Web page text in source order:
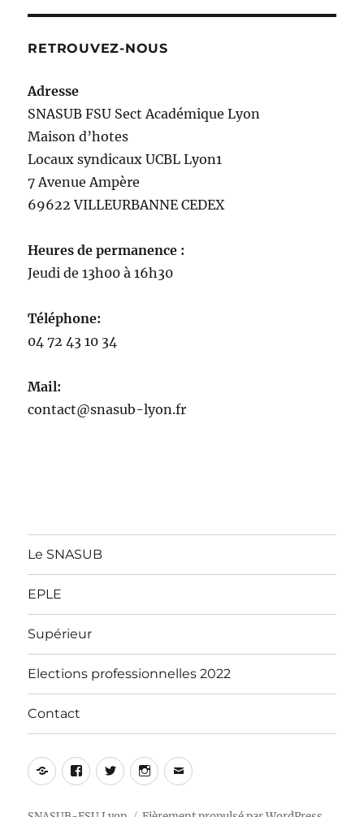
RETROUVEZ-NOUS
Adresse
SNASUB FSU Sect Académique Lyon
Maison d’hotes
Locaux syndicaux UCBL Lyon1
7 Avenue Ampère
69622 VILLEURBANNE CEDEX
Heures de permanence :
Jeudi de 13h00 à 16h30
Téléphone:
04 72 43 10 34
Mail:
contact@snasub-lyon.fr
Le SNASUB
EPLE
Supérieur
Elections professionnelles 2022
Contact
Yelp Facebook
TwitterInstagram
E-